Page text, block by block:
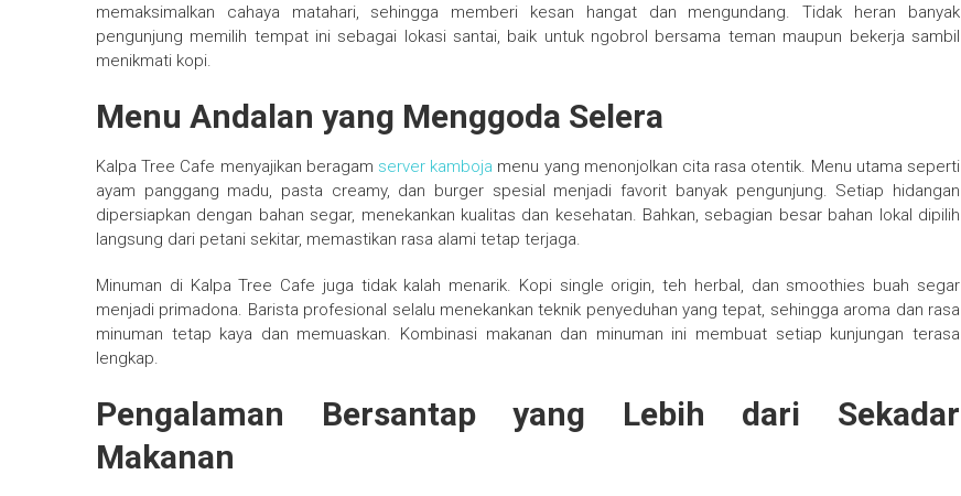
memaksimalkan cahaya matahari, sehingga memberi kesan hangat dan mengundang. Tidak heran banyak
pengunjung memilih tempat ini sebagai lokasi santai, baik untuk ngobrol bersama teman maupun bekerja sambil
menikmati kopi.
Menu Andalan yang Menggoda Selera
Kalpa Tree Cafe menyajikan beragam server kamboja menu yang menonjolkan cita rasa otentik. Menu utama seperti
ayam panggang madu, pasta creamy, dan burger spesial menjadi favorit banyak pengunjung. Setiap hidangan
dipersiapkan dengan bahan segar, menekankan kualitas dan kesehatan. Bahkan, sebagian besar bahan lokal dipilih
langsung dari petani sekitar, memastikan rasa alami tetap terjaga.
Minuman di Kalpa Tree Cafe juga tidak kalah menarik. Kopi single origin, teh herbal, dan smoothies buah segar
menjadi primadona. Barista profesional selalu menekankan teknik penyeduhan yang tepat, sehingga aroma dan rasa
minuman tetap kaya dan memuaskan. Kombinasi makanan dan minuman ini membuat setiap kunjungan terasa
lengkap.
Pengalaman Bersantap yang Lebih dari Sekadar
Makanan